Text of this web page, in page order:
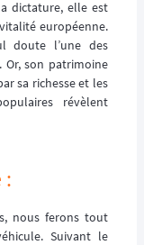
dictature, elle est
européenne.
doute l’une des
Or, son patrimoine
sa richesse et les
révèlent
:
nous ferons tout
Suivant le